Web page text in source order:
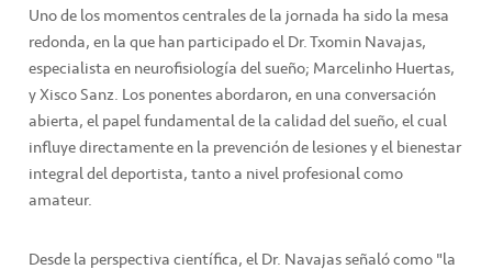
Uno de los momentos centrales de la jornada ha sido la mesa
redonda, en la que han participado el Dr. Txomin Navajas,
especialista en neurofisiología del sueño; Marcelinho Huertas,
y Xisco Sanz. Los ponentes abordaron, en una conversación
abierta, el papel fundamental de la calidad del sueño, el cual
influye directamente en la prevención de lesiones y el bienestar
integral del deportista, tanto a nivel profesional como
amateur.
Desde la perspectiva científica, el Dr. Navajas señaló como "la